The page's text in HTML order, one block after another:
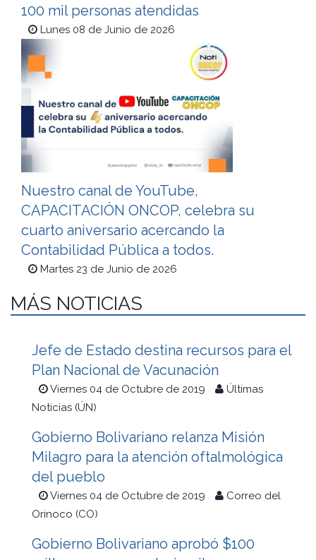
100 mil personas atendidas
Lunes 08 de Junio de 2026
Nuestro canal de YouTube,
CAPACITACIÓN ONCOP, celebra su
cuarto aniversario acercando la
Contabilidad Pública a todos.
Martes 23 de Junio de 2026
MÁS NOTICIAS
Jefe de Estado destina recursos para el
Plan Nacional de Vacunación
Viernes 04 de Octubre de 2019
Últimas
Noticias (ÚN)
Gobierno Bolivariano relanza Misión
Milagro para la atención oftalmológica
del pueblo
Viernes 04 de Octubre de 2019
Correo del
Orinoco (CO)
Gobierno Bolivariano aprobó $100